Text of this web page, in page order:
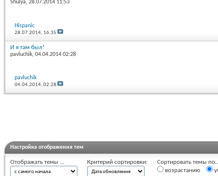
Shulya, 28.07.2014 11:53
Hispanic
28.07.2014, 16:35
И я там был!
pavluchik, 04.04.2014 02:28
pavluchik
04.04.2014,02:28
Настройка отображения тем
Отображать темы ... Критерий сортировки:
Сортировать темы
возрастанию